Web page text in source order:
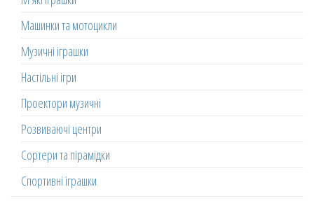
Машинки та мотоцикли
Музичні іграшки
Настільні ігри
Проектори музичні
Розвиваючі центри
Сортери та пірамідки
Спортивні іграшки